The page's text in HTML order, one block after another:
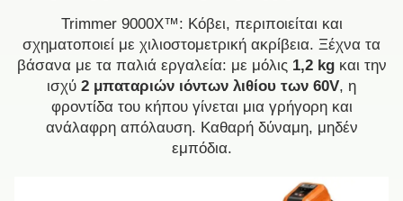
Trimmer 9000X™: Κόβει, περιποιείται και
σχηματοποιεί με χιλιοστομετρική ακρίβεια. Ξέχνα τα
βάσανα με τα παλιά εργαλεία: με μόλις 1,2 kgκαι την
ισχύ 2 μπαταριών ιόντων λιθίου των 60V, η
φροντίδα του κήπου γίνεται μια γρήγορη και
ανάλαφρη απόλαυση. Καθαρή δύναμη, μηδέν
εμπόδια.